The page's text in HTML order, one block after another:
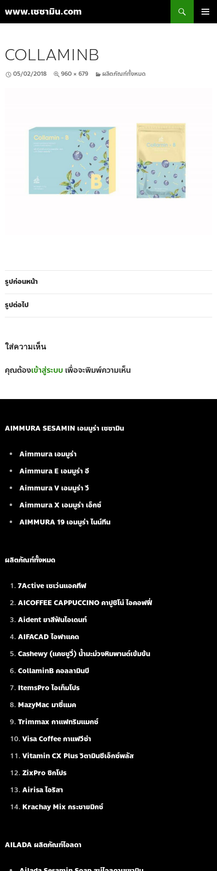
www.เซซามิน.com
เนื้อหา
COLLAMINB
05/02/2018 960 × 679 ผลิตภัณฑ์ทั้งหมด
รูปก่อนหน้า
รูปต่อไป
ใส่ความเห็น
คุณต้องเข้าสู่ระบบ เพื่อจะพิมพ์ความเห็น
AIMMURA SESAMIN เอมมูร่า เซซามิน
Aimmura เอมมูร่า
Aimmura E เอมมูร่า อี
Aimmura V เอมมูร่า วี
Aimmura X เอมมูร่า เอ็กซ์
AIMMURA 19 เอมมูร่า ไนน์ทีน
ผลิตภัณฑ์ทั้งหมด
7Active เซเว่นแอคทีฟ
AICOFFEE CAPPUCCINO คาปูชิโน่ ไอคอฟฟี่
Aident ยาสีฟันไอเดนท์
AIFACAD ไอฟาแคด
Cashewy (แคชชูวี่) น้ำมะม่วงหิมพานต์เข้มข้น
CollaminB คอลลามินบี
ItemsPro ไอเท็มโปร
MazyMac มาซี่แมค
Trimmax กาแฟทริมแมกซ์
Visa Coffee กาแฟวีซ่า
Vitamin CX Plus วิตามินซีเอ็กซ์พลัส
ZixPro ซิกโปร
Airisa ไอริสา
Krachay Mix กระชายมิกซ์
AILADA ผลิตภัณฑ์ไอลดา